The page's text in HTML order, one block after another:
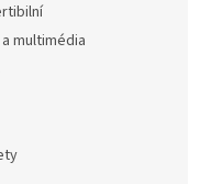
multimédia